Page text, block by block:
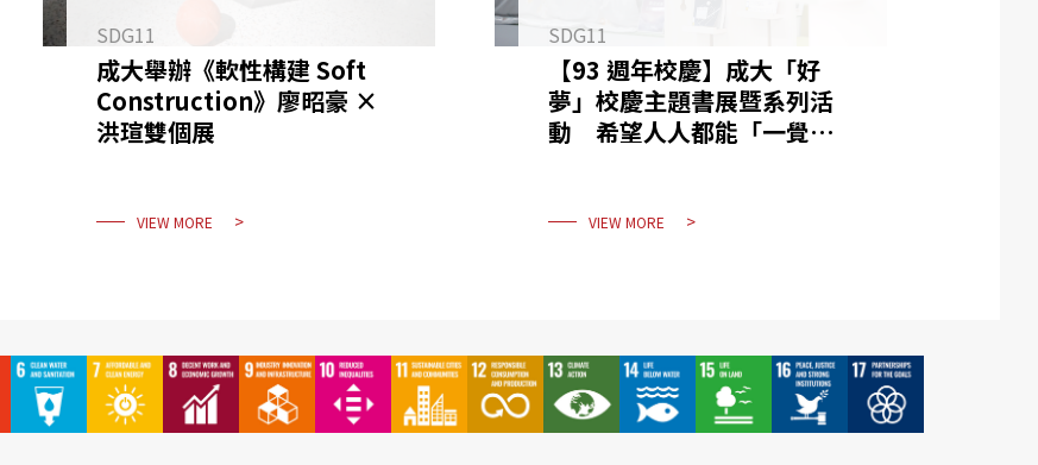
SDG11
成大舉辦《軟性構建 Soft
Construction》廖昭豪 ×
洪瑄雙個展
VIEW MORE
SDG11
【93 週年校慶】成大「好
夢」校慶主題書展暨系列活
動 希望人人都能「一覺好
VIEW MORE